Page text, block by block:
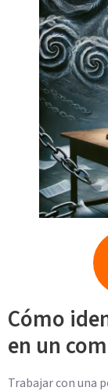
Cómo
en un
Trabajar con una